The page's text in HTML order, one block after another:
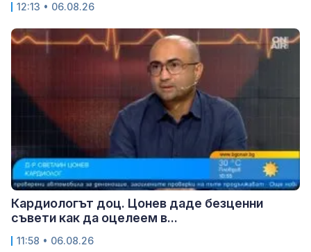
12:13 • 06.08.26
Кардиологът доц. Цонев даде безценни
съвети как да оцелеем в...
11:58 • 06.08.26